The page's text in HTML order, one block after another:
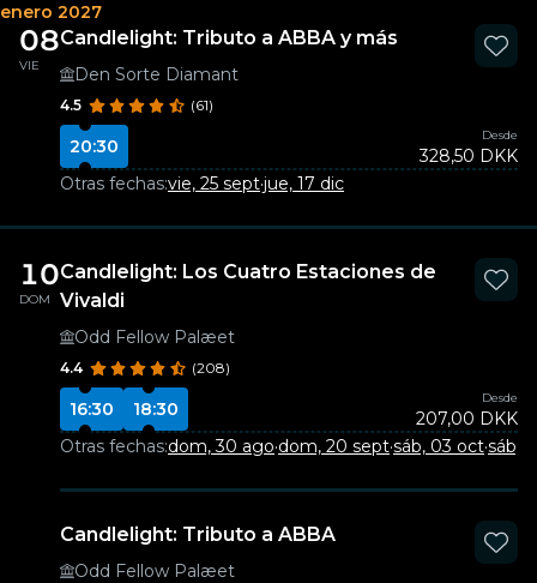
enero 2027
08
VIE
Candlelight: Tributo a ABBA y más
Den Sorte Diamant
4.5 (61)
20:30
Desde
328,50 DKK
Otras fechas:vie, 25 sept·jue, 17 dic
10
DOM
Candlelight: Los Cuatro Estaciones de
Vivaldi
Odd Fellow Palæet
4.4 (208)
16:30 18:30
Desde
207,00 DKK
Otras fechas:dom, 30 ago·dom, 20 sept·sáb, 03 oct·sáb,
Candlelight: Tributo a ABBA
Odd Fellow Palæet